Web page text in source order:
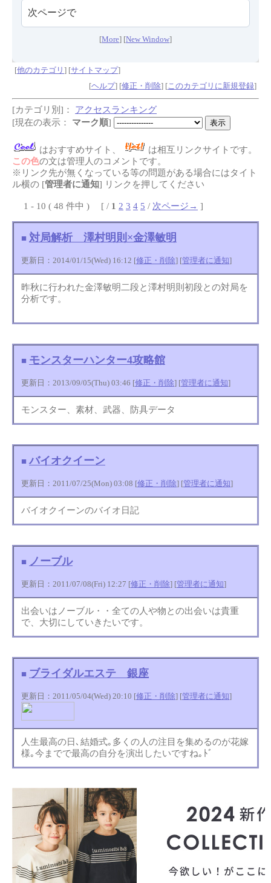
[More] [New Window]
[他のカテゴリ ] [サイトマップ]
[ヘルプ] [修正・削除] [ このカテゴリに新規登録]
[カテゴリ別]： アクセスランキング
[現在の表示：
マーク順]
はおすすめサイト、
は相互リンクサイトです。
この色の文は管理人のコメントです。
※リンク先が無くなっている等の問題がある場合にはタイト
ル横の [管理者に通知] リンクを押してください
1 - 10 ( 48 件中 ) [ / 1 2 3 4 5 / 次ページ→ ]
■ 対局解析 澤村明則×金澤敏明
更新日：2014/01/15(Wed) 16:12 [修正・削除] [管理者に通知]
昨秋に行われた金澤敏明二段と澤村明則初段との対局を
分析です。
■ モンスターハンター4攻略館
更新日：2013/09/05(Thu) 03:46 [修正・削除] [管理者に通知]
モンスター、素材、武器、防具データ
■ バイオクイーン
更新日：2011/07/25(Mon) 03:08 [修正・削除] [管理者に通知]
バイオクイーンのバイオ日記
■ ノーブル
更新日：2011/07/08(Fri) 12:27 [修正・削除] [管理者に通知]
出会いはノーブル・・全ての人や物との出会いは貴重
で、大切にしていきたいです。
■ ブライダルエステ 銀座
更新日：2011/05/04(Wed) 20:10 [修正・削除] [管理者に通知]
人生最高の日､結婚式｡多くの人の注目を集めるのが花嫁
様｡今までで最高の自分を演出したいですね｡ﾄﾞ